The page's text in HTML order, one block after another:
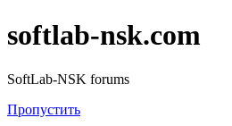
softlab-nsk.com
SoftLab-NSK forums
Пропустить